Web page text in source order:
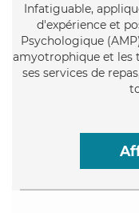
Infatiguable,
d'expérience et
Psychologique
amyotrophique et les
ses services de